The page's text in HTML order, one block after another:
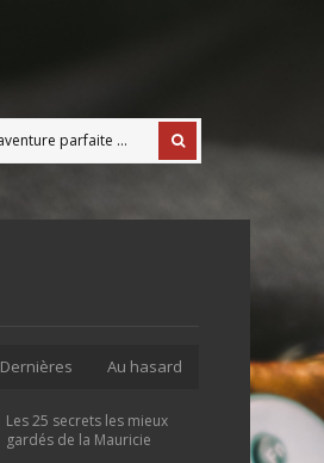
Dernières Au hasard
Les 25 secrets les mieux
gardés de la Mauricie